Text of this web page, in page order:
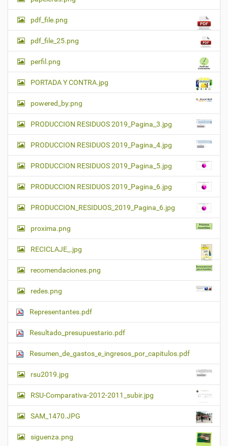
pdf_file.png
pdf_file_25.png
perfil.png
PORTADA Y CONTRA.jpg
powered_by.png
PRODUCCION RESIDUOS 2019_Pagina_3.jpg
PRODUCCION RESIDUOS 2019_Pagina_4.jpg
PRODUCCION RESIDUOS 2019_Pagina_5.jpg
PRODUCCION RESIDUOS 2019_Pagina_6.jpg
PRODUCCION_RESIDUOS_2019_Pagina_6.jpg
proxima.png
RECICLAJE_.jpg
recomendaciones.png
redes.png
Representantes.pdf
Resultado_presupuestario.pdf
Resumen_de_gastos_e_ingresos_por_capitulos.pdf
rsu2019.jpg
RSU-Comparativa-2012-2011_subir.jpg
SAM_1470.JPG
siguenza.png